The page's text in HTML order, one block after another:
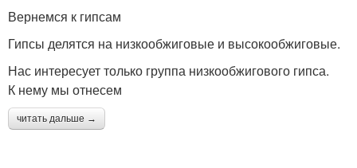
Вернемся к гипсам
Гипсы делятся на низкообжиговые и высокообжиговые.
Нас интересует только группа низкообжигового гипса.
К нему мы отнесем
читать дальше →